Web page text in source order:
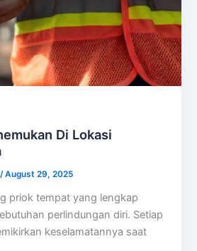
Di Lokasi
/August 29, 2025
priok tempat yang lengkap
perlindungan diri. Setiap
keselamatannya saat